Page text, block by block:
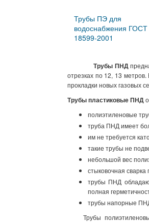
Трубы ПЭ для
водоснабжения ГОСТ
18599-2001
Трубы ПНД
отрезках по 12, 13
прокладки новых газовых
Трубы пластиковые ПНД
полиэтиленовые
труба ПНД имеет
им не требуется
такие трубы не
небольшой вес
стыковочная
трубы ПНД
полная
трубы напорные
Трубы